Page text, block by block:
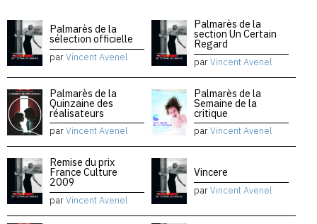
Palmarès de la
sélection officielle
parVincent Avenel
Palmarès de la
section Un Certain
Regard
parVincent Avenel
Palmarès de la
Quinzaine des
réalisateurs
parVincent Avenel
Palmarès de la
Semaine de la
critique
parVincent Avenel
Remise du prix
France Culture
2009
parVincent Avenel
Vincere
parVincent Avenel